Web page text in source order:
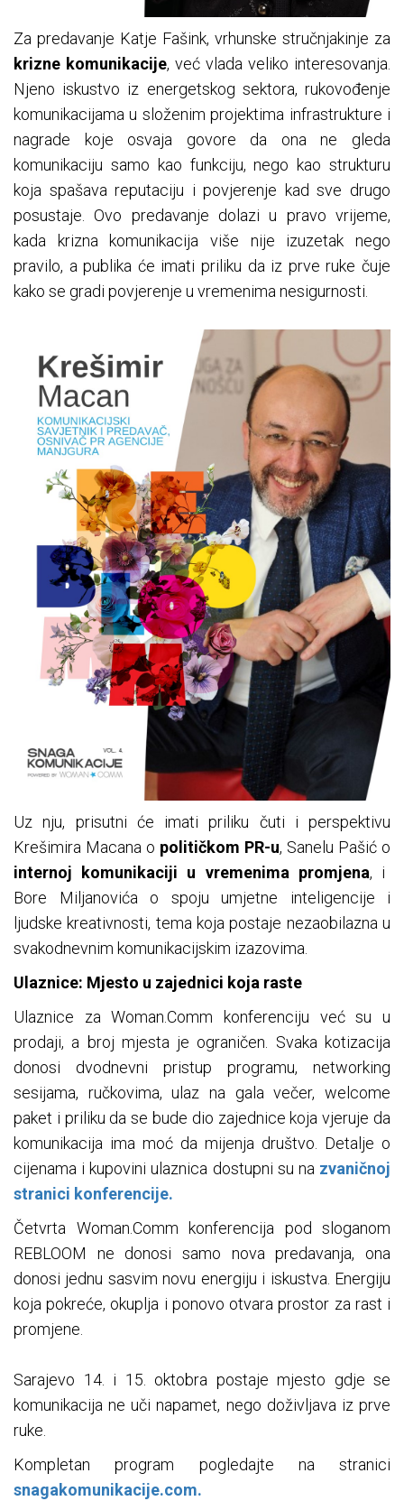
Za predavanje Katje Fašink, vrhunske stručnjakinje za
krizne komunikacije, već vlada veliko interesovanja.
Njeno iskustvo iz energetskog sektora, rukovođenje
komunikacijama u složenim projektima infrastrukture i
nagrade koje osvaja govore da ona ne gleda
komunikaciju samo kao funkciju, nego kao strukturu
koja spašava reputaciju i povjerenje kad sve drugo
posustaje. Ovo predavanje dolazi u pravo vrijeme,
kada krizna komunikacija više nije izuzetak nego
pravilo, a publika će imati priliku da iz prve ruke čuje
kako se gradi povjerenje u vremenima nesigurnosti.
Uz nju, prisutni će imati priliku čuti i perspektivu
Krešimira Macana o političkom PR-u, Sanelu Pašić o
internoj komunikaciji u vremenima promjena, i
Bore Miljanovića o spoju umjetne inteligencije i
ljudske kreativnosti, tema koja postaje nezaobilazna u
svakodnevnim komunikacijskim izazovima.
Ulaznice: Mjesto u zajednici koja raste
Ulaznice za Woman.Comm konferenciju već su u
prodaji, a broj mjesta je ograničen. Svaka kotizacija
donosi dvodnevni pristup programu, networking
sesijama, ručkovima, ulaz na gala večer, welcome
paket i priliku da se bude dio zajednice koja vjeruje da
komunikacija ima moć da mijenja društvo. Detalje o
cijenama i kupovini ulaznica dostupni su na zvaničnoj
stranici konferencije.
Četvrta Woman.Comm konferencija pod sloganom
REBLOOM ne donosi samo nova predavanja, ona
donosi jednu sasvim novu energiju i iskustva. Energiju
koja pokreće, okuplja i ponovo otvara prostor za rast i
promjene.
Sarajevo 14. i 15. oktobra postaje mjesto gdje se
komunikacija ne uči napamet, nego doživljava iz prve
ruke.
Kompletan program pogledajte na stranici
snagakomunikacije.com.